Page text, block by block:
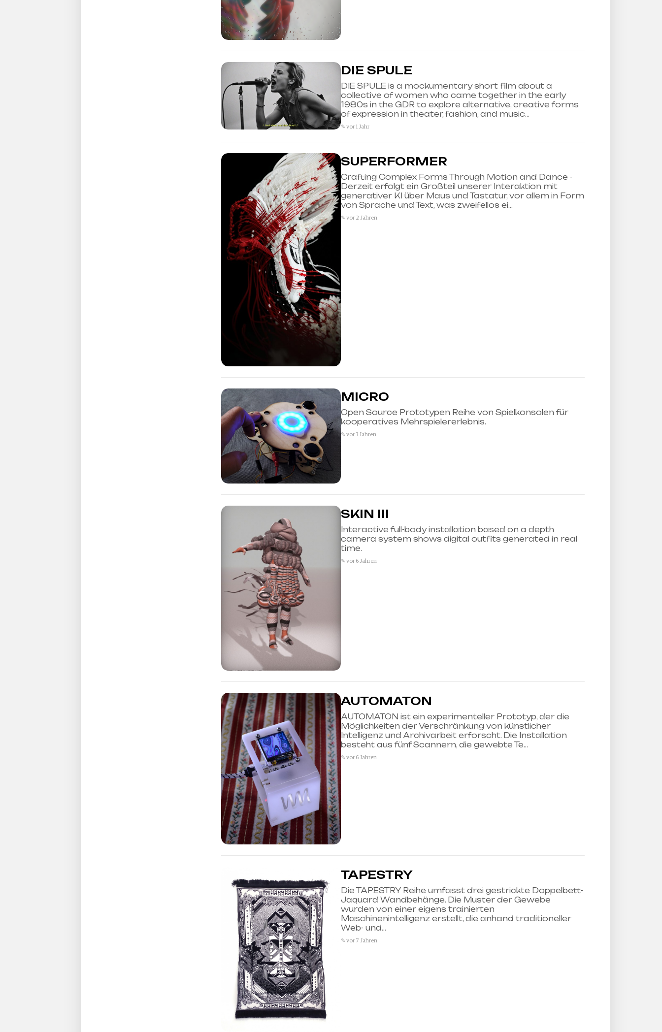
DIE SPULE
DIE SPULE is a mockumentary short film about a
collective of women who came together in the early
1980s in the GDR to explore alternative, creative forms
of expression in theater, fashion, and music…
✎ vor 1 Jahr
SUPERFORMER
Crafting Complex Forms Through Motion and Dance -
Derzeit erfolgt ein Großteil unserer Interaktion mit
generativer KI über Maus und Tastatur, vor allem in Form
von Sprache und Text, was zweifellos ei…
✎ vor 2 Jahren
MICRO
Open Source Prototypen Reihe von Spielkonsolen für
kooperatives Mehrspielererlebnis.
✎ vor 3 Jahren
SKIN III
Interactive full-body installation based on a depth
camera system shows digital outfits generated in real
time.
✎ vor 6 Jahren
AUTOMATON
AUTOMATON ist ein experimenteller Prototyp, der die
Möglichkeiten der Verschränkung von künstlicher
Intelligenz und Archivarbeit erforscht. Die Installation
besteht aus fünf Scannern, die gewebte Te…
✎ vor 6 Jahren
TAPESTRY
Die TAPESTRY Reihe umfasst drei gestrickte Doppelbett-
Jaquard Wandbehänge. Die Muster der Gewebe
wurden von einer eigens trainierten
Maschinenintelligenz erstellt, die anhand traditioneller
Web- und…
✎ vor 7 Jahren